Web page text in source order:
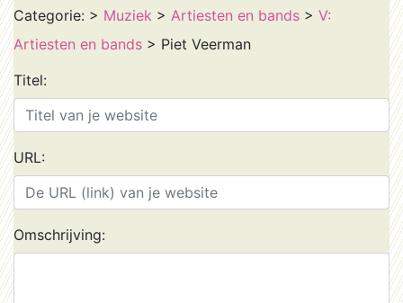
Categorie: > Muziek > Artiesten en bands > V:
Artiesten en bands > Piet Veerman
Titel:
URL:
Omschrijving: